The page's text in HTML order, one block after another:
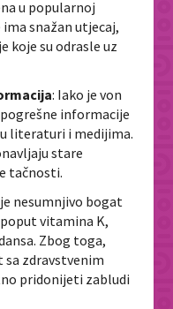
u popularnoj
snažan utjecaj,
koje su odrasle uz
: Iako je von
informacije
literaturi i medijima.
stare
tačnosti.
nesumnjivo bogat
vitamina K,
Zbog toga,
sa zdravstvenim
pridonijeti zabludi